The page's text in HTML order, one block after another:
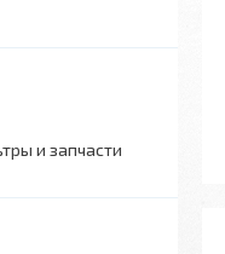
и запчасти